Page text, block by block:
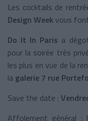
Les cocktails de
Design Week vous
Do It In Paris a
pour la soirée très
les plus en vue de la
la galerie 7 rue
Save the date :
Affolement général :